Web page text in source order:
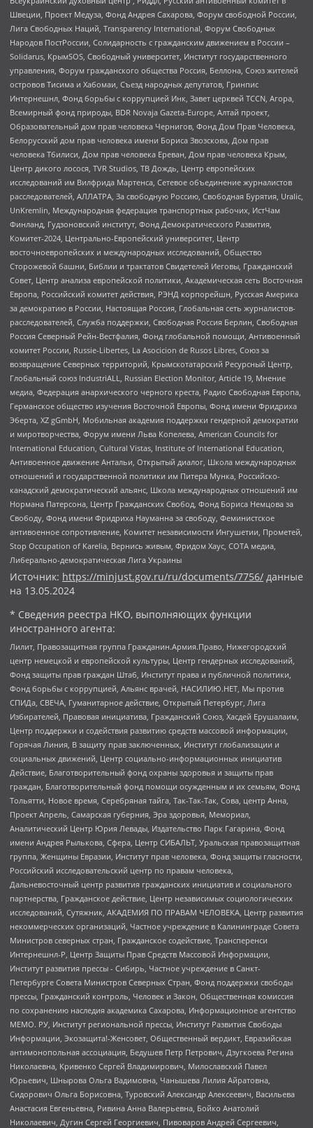
Швеции, Проект Медуза, Фонд Андрея Сахарова, Форум свободной России,
Лига Свободных Наций, Transparеncy International, Форум Свободных
Народов ПостРоссии, Солидарность с гражданским движением в России –
Solidarus, КрымSOS, Свободный университет, Институт государственного
управления, Форум гражданского общества Россия, Беллона, Союз жителей
островов Тисима и Хабомаи, Съезд народных депутатов, Гринпис
Интернешнл, Фонд борьбы с коррупцией Инк, Завет церквей TCCN, Агора,
Всемирный фонд природы, BDR Novaja Gazeta-Europe, Алтай проект,
Образовательный дом прав человека Чернигов, Фонд Дом Прав Человека,
Белорусский дом прав человека имени Бориса Звозскова, Дом прав
человека Тбилиси, Дом прав человека Ереван, Дом прав человека Крым,
Центр дикого лосося, TVR Studios, ТВ Дождь, Центр европейских
исследований им Вилфрида Мартенса, Сетевое объединение журналистов
расследователей, АЛЛАТРА, За свободную Россию, Свободная Бурятия, Uralic,
UnKremlin, Международная федерация транспортных рабочих, ИстЧам
Финланд, Гудзоновский институт, Фонд Демократического Развития,
Комитет-2024, Центрально-Европейский университет, Центр
восточноевропейских и международных исследований, Общество
Сторожевой башни, Библии и трактатов Свидетелей Иеговы, Гражданский
Совет, Центр анализа европейской политики, Академическая сеть Восточная
Европа, Российский комитет действия, РЭНД корпорейшн, Русская Америка
за демократию в России, Настоящая Россия, Глобальная сеть журналистов-
расследователей, Служба поддержки, Свободная Россия Берлин, Свободная
Россия Северный Рейн-Вестфалия, Фонд глобальной помощи, Антивоенный
комитет России, Russie-Libertes, La Asocicion de Rusos Libres, Союз за
возвращение Северных территорий, Крымскотатарский Ресурсный Центр,
Глобальный союз IndustriALL, Russian Election Monitor, Article 19, Мнение
медиа, Федерация анархического черного креста, Радио Свободная Европа,
Германское общество изучения Восточной Европы, Фонд имени Фридриха
Эберта, XZ gGmbH, Мобильная академия поддержки гендерной демократии
и миротворчества, Форум имени Льва Копелева, American Councils for
International Education, Cultural Vistas, Institute of International Education,
Антивоенное движение Антальи, Открытый диалог, Школа международных
отношений и государственной политики им Питера Мунка, Российско-
канадский демократический альянс, Школа международных отношений им
Нормана Патерсона, Центр Гражданских Свобод, Фонд Бориса Немцова за
Свободу, Фонд имени Фридриха Науманна за свободу, Феминистское
антивоенное сопротивление, Комитет независимости Ингушетии, Прометей,
Stop Occupation of Karelia, Вернись живым, Фридом Хаус, СОТА медиа,
Либерально-демократическая Лига Украины
Источник: https://minjust.gov.ru/ru/documents/7756/ данные
на 13.05.2024
* Сведения реестра НКО, выполняющих функции
иностранного агента:
Лилит, Правозащитная группа Гражданин.Армия.Право, Нижегородский
центр немецкой и европейской культуры, Центр гендерных исследований,
Фонд защиты прав граждан Штаб, Институт права и публичной политики,
Фонд борьбы с коррупцией, Альянс врачей, НАСИЛИЮ.НЕТ, Мы против
СПИДа, СВЕЧА, Гуманитарное действие, Открытый Петербург, Лига
Избирателей, Правовая инициатива, Гражданский Союз, Хасдей Ерушалаим,
Центр поддержки и содействия развитию средств массовой информации,
Горячая Линия, В защиту прав заключенных, Институт глобализации и
социальных движений, Центр социально-информационных инициатив
Действие, Благотворительный фонд охраны здоровья и защиты прав
граждан, Благотворительный фонд помощи осужденным и их семьям, Фонд
Тольятти, Новое время, Серебряная тайга, Так-Так-Так, Сова, центр Анна,
Проект Апрель, Самарская губерния, Эра здоровья, Мемориал,
Аналитический Центр Юрия Левады, Издательство Парк Гагарина, Фонд
имени Андрея Рылькова, Сфера, Центр СИБАЛЬТ, Уральская правозащитная
группа, Женщины Евразии, Институт прав человека, Фонд защиты гласности,
Российский исследовательский центр по правам человека,
Дальневосточный центр развития гражданских инициатив и социального
партнерства, Гражданское действие, Центр независимых социологических
исследований, Сутяжник, АКАДЕМИЯ ПО ПРАВАМ ЧЕЛОВЕКА, Центр развития
некоммерческих организаций, Частное учреждение в Калининграде Совета
Министров северных стран, Гражданское содействие, Трансперенси
Интернешнл-Р, Центр Защиты Прав Средств Массовой Информации,
Институт развития прессы - Сибирь, Частное учреждение в Санкт-
Петербурге Совета Министров Северных Стран, Фонд поддержки свободы
прессы, Гражданский контроль, Человек и Закон, Общественная комиссия
по сохранению наследия академика Сахарова, Информационное агентство
МЕМО. РУ, Институт региональной прессы, Институт Развития Свободы
Информации, Экозащита!-Женсовет, Общественный вердикт, Евразийская
антимонопольная ассоциация, Бедушев Петр Петрович, Дзугкоева Регина
Николаевна, Кривенко Сергей Владимирович, Милославский Павел
Юрьевич, Шнырова Ольга Вадимовна, Чанышева Лилия Айратовна,
Сидорович Ольга Борисовна, Туровский Александр Алексеевич, Васильева
Анастасия Евгеньевна, Ривина Анна Валерьевна, Бойко Анатолий
Николаевич, Дугин Сергей Георгиевич, Пивоваров Андрей Сергеевич,